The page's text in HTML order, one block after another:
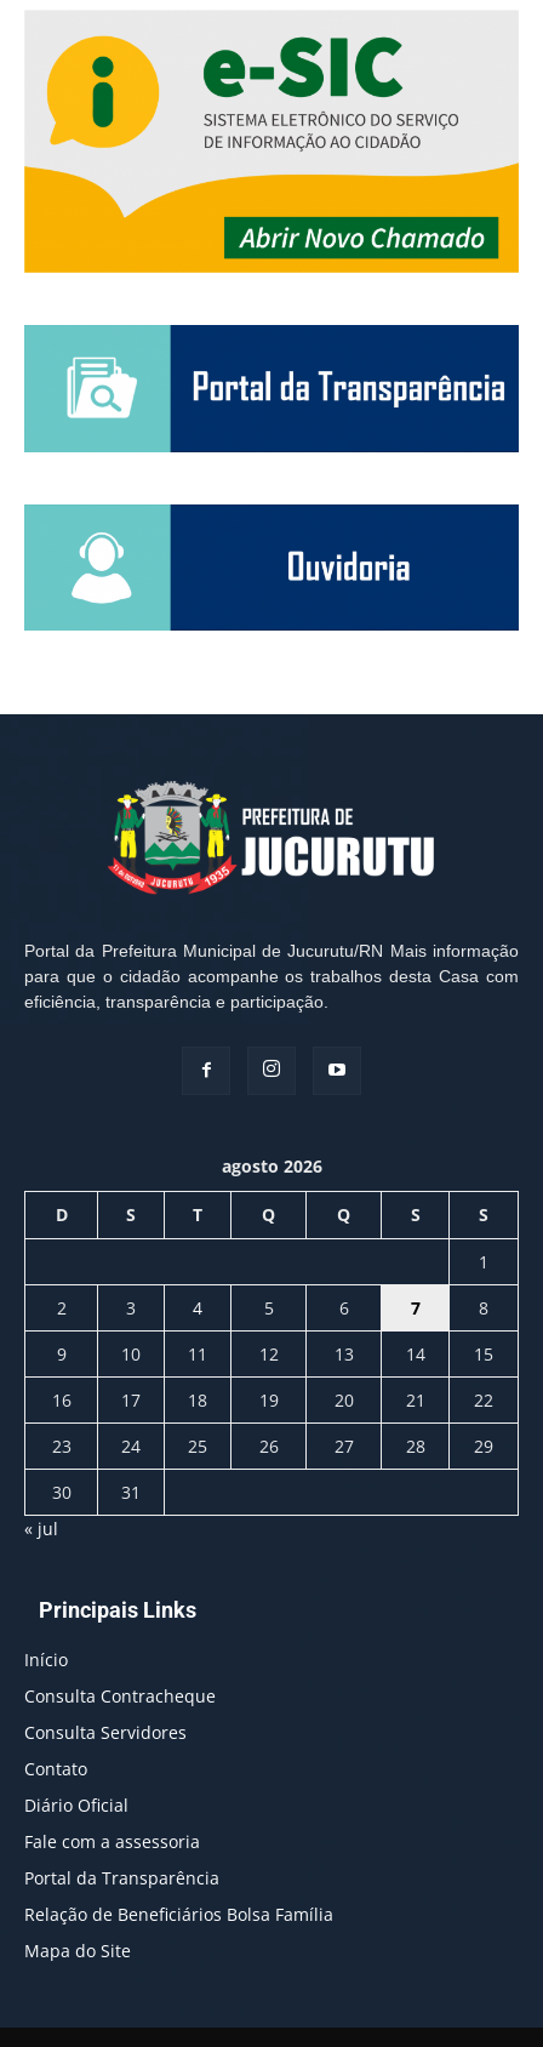
Portal da Prefeitura Municipal de Jucurutu/RN Mais informação
para que o cidadão acompanhe os trabalhos desta Casa com
eficiência, transparência e participação.
agosto 2026
D S T Q Q S S
1
2
3 4 5 6 7
8
9
10 11 12 13 14
15
16
17 18 19 20 21
22
23
24 25 26 27 28
29
30
31
« jul
Principais Links
Início
Consulta Contracheque
Consulta Servidores
Contato
Diário Oficial
Fale com a assessoria
Portal da Transparência
Relação de Beneficiários Bolsa Família
Mapa do Site